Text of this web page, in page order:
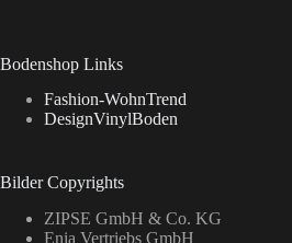
Bodenshop Links
Fashion-WohnTrend
DesignVinylBoden
Bilder Copyrights
ZIPSE GmbH & Co. KG
Enia Vertriebs GmbH